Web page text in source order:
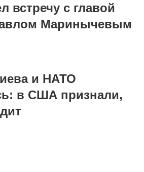
встречу с главой
Маринычевым
и НАТО
в США признали,